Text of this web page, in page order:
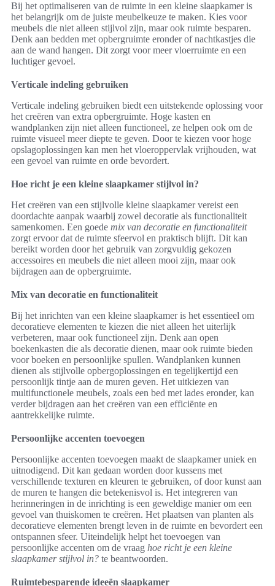
Bij het optimaliseren van de ruimte in een kleine slaapkamer is
het belangrijk om de juiste meubelkeuze te maken. Kies voor
meubels die niet alleen stijlvol zijn, maar ook ruimte besparen.
Denk aan bedden met opbergruimte eronder of nachtkastjes die
aan de wand hangen. Dit zorgt voor meer vloerruimte en een
luchtiger gevoel.
Verticale indeling gebruiken
Verticale indeling gebruiken biedt een uitstekende oplossing voor
het creëren van extra opbergruimte. Hoge kasten en
wandplanken zijn niet alleen functioneel, ze helpen ook om de
ruimte visueel meer diepte te geven. Door te kiezen voor hoge
opslagoplossingen kan men het vloeroppervlak vrijhouden, wat
een gevoel van ruimte en orde bevordert.
Hoe richt je een kleine slaapkamer stijlvol in?
Het creëren van een stijlvolle kleine slaapkamer vereist een
doordachte aanpak waarbij zowel decoratie als functionaliteit
samenkomen. Een goede mix van decoratie en functionaliteit
zorgt ervoor dat de ruimte sfeervol en praktisch blijft. Dit kan
bereikt worden door het gebruik van zorgvuldig gekozen
accessoires en meubels die niet alleen mooi zijn, maar ook
bijdragen aan de opbergruimte.
Mix van decoratie en functionaliteit
Bij het inrichten van een kleine slaapkamer is het essentieel om
decoratieve elementen te kiezen die niet alleen het uiterlijk
verbeteren, maar ook functioneel zijn. Denk aan open
boekenkasten die als decoratie dienen, maar ook ruimte bieden
voor boeken en persoonlijke spullen. Wandplanken kunnen
dienen als stijlvolle opbergoplossingen en tegelijkertijd een
persoonlijk tintje aan de muren geven. Het uitkiezen van
multifunctionele meubels, zoals een bed met lades eronder, kan
verder bijdragen aan het creëren van een efficiënte en
aantrekkelijke ruimte.
Persoonlijke accenten toevoegen
Persoonlijke accenten toevoegen maakt de slaapkamer uniek en
uitnodigend. Dit kan gedaan worden door kussens met
verschillende texturen en kleuren te gebruiken, of door kunst aan
de muren te hangen die betekenisvol is. Het integreren van
herinneringen in de inrichting is een geweldige manier om een
gevoel van thuiskomen te creëren. Het plaatsen van planten als
decoratieve elementen brengt leven in de ruimte en bevordert een
ontspannen sfeer. Uiteindelijk helpt het toevoegen van
persoonlijke accenten om de vraag hoe richt je een kleine
slaapkamer stijlvol in? te beantwoorden.
Ruimtebesparende ideeën slaapkamer